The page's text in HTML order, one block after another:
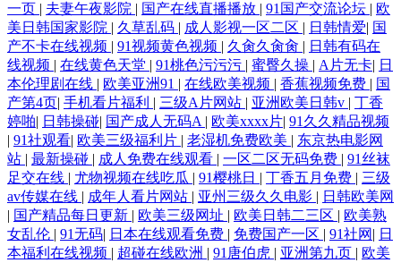
一页 | 夫妻午夜影院 | 国产在线直播播放 | 91国产交流论坛 | 欧
美日韩国家影院 | 久草乱码 | 成人影视一区二区 | 日韩情爱| 国
产不卡在线视频 | 91视频黄色视频 | 久肏久肏肏 | 日韩有码在
线视频 | 在线黄色天堂 | 91桃色污污污 | 蜜臀久操 | A片无卡| 日
本伦理剧在线 | 欧美亚洲91 | 在线欧美视频 | 香蕉视频免费 | 国
产第4页| 手机看片福利 | 三级A片网站 | 亚洲欧美日韩v | 丁香
婷啪| 日韩操碰| 国产成人无码A | 欧美xxxx片| 91久久精品视频
| 91社观看| 欧美三级福利片 | 老湿机免费欧美 | 东京热电影网
站 | 最新操碰 | 成人免费在线观看 | 一区二区无码免费 | 91丝袜
足交在线 | 尤物视频在线吃瓜 | 91樱桃日 | 丁香五月免费 | 三级
av传媒在线 | 成年人看片网站 | 亚州三级久久电影 | 日韩欧美网
| 国产精品每日更新 | 欧美三级网址 | 欧美日韩二三区 | 欧美熟
女乱伦 | 91无码| 日本在线观看免费 | 免费国产一区 | 91社网 | 日
本福利在线视频 | 超碰在线欧洲 | 91唐伯虎 | 亚洲第九页 | 欧美